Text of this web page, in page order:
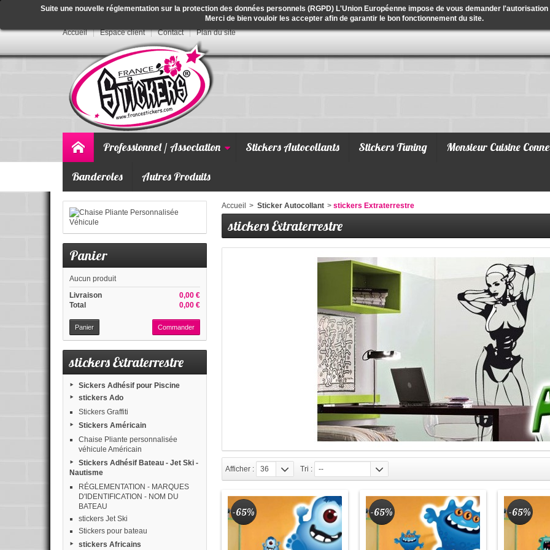
Accueil Espace client Contact Plan du site
Professionnel / Association Stickers Autocollants Stickers Tuning Monsieur Cuisine
Banderoles Autres Produits
Suite une nouvelle réglementation sur la protection des données personnels (RGPD) L'Union Européenne impose de vous demander
Merci de bien vouloir les accepter afin de garantir le bon fonctionnement du site.
Panier
Aucun produit
0,00 €
Livraison
0,00 €
Total
Panier Commander
stickers Extraterrestre
Sickers Adhésif pour Piscine
stickers Ado
Stickers Graffiti
Stickers Américain
Chaise Pliante personnalisée
véhicule Américain
Stickers Adhésif Bateau - Jet Ski -
Nautisme
RÉGLEMENTATION - MARQUES
D'IDENTIFICATION - NOM DU
BATEAU
stickers Jet Ski
Stickers pour bateau
stickers Africains
Accueil > Sticker Autocollant > stickers Extraterrestre
stickers Extraterrestre
Afficher : 36 Tri : --
-65% -65% -65%